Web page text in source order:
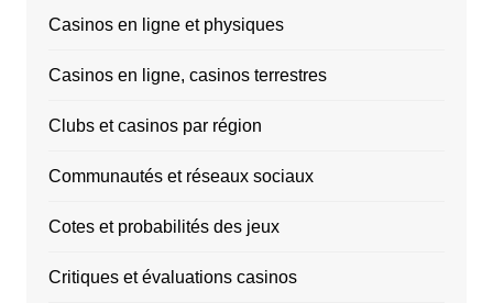
Casinos en ligne et physiques
Casinos en ligne, casinos terrestres
Clubs et casinos par région
Communautés et réseaux sociaux
Cotes et probabilités des jeux
Critiques et évaluations casinos